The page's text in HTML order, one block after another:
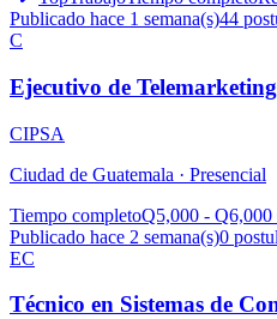
Publicado hace 1 semana(s)44
C
Ejecutivo de Telemarketing
CIPSA
Ciudad de Guatemala · Presencial
Tiempo completoQ5,000 -
Publicado hace 2 semana(s)0
EC
Técnico en Sistemas de